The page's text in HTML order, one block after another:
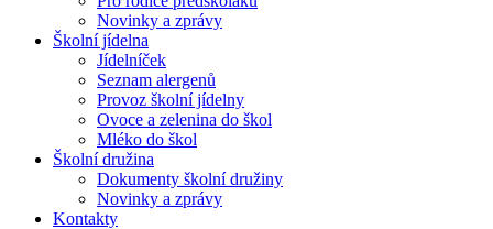
Novinky a zprávy
Školní jídelna
Jídelníček
Seznam alergenů
Provoz školní jídelny
Ovoce a zelenina do škol
Mléko do škol
Školní družina
Dokumenty školní družiny
Novinky a zprávy
Kontakty